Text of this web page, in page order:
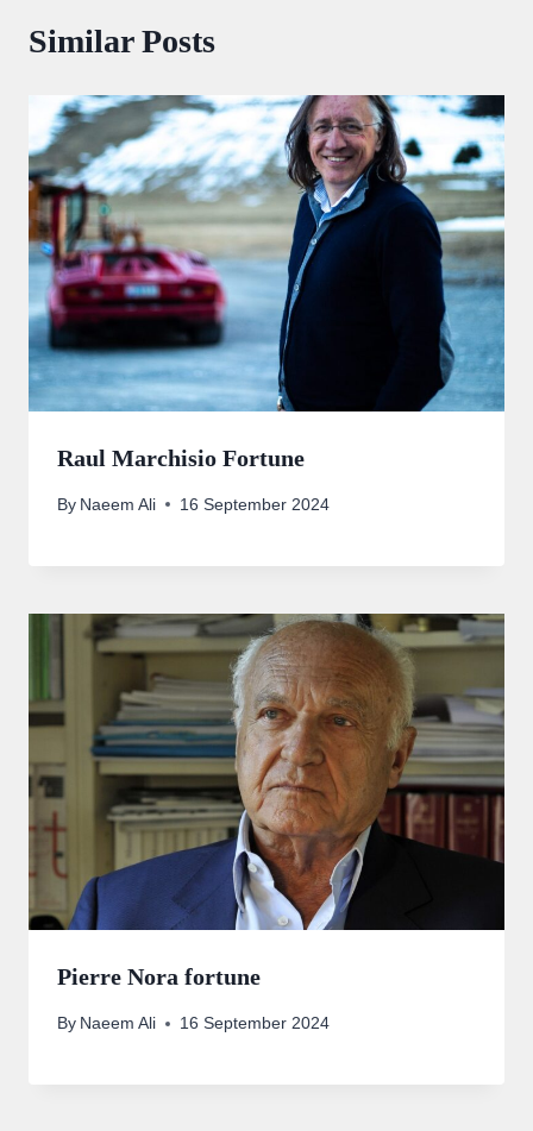
Similar Posts
Raul Marchisio Fortune
By Naeem Ali 16 September 2024
Pierre Nora fortune
By Naeem Ali 16 September 2024